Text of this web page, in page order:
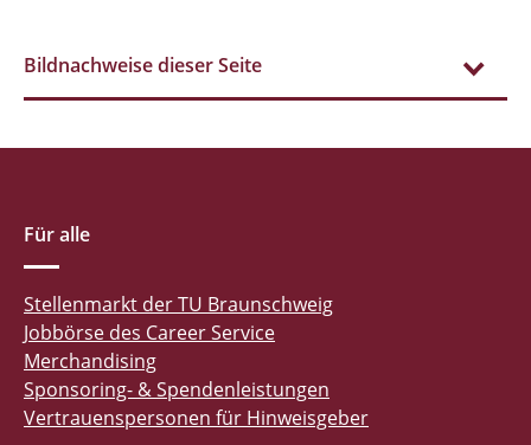
Bildnachweise dieser Seite
Für alle
Stellenmarkt der TU Braunschweig
Jobbörse des Career Service
Merchandising
Sponsoring- & Spendenleistungen
Vertrauenspersonen für Hinweisgeber